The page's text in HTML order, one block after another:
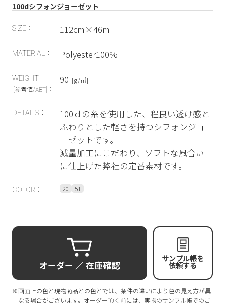
100dシフォンジョーゼット
SIZE： 112cm×46m
MATERIAL： Polyester100%
WEIGHT
[参考値/ABT] ：
90 [g/㎡]
DETAILS：
100ｄの糸を使用した、程良い透け感と
ふわりとした軽さを持つシフォンジョ
ーゼットです。
減量加工にこだわり、ソフトな風合い
に仕上げた弊社の定番素材です。
COLOR： 20 51
オーダー ／ 在庫確認
サンプル帳を
依頼する
※画面上の色と現物商品との色とでは、条件の違いにより色の見え方が異
なる場合がございます。オーダー頂く前には、実物のサンプル帳でのご